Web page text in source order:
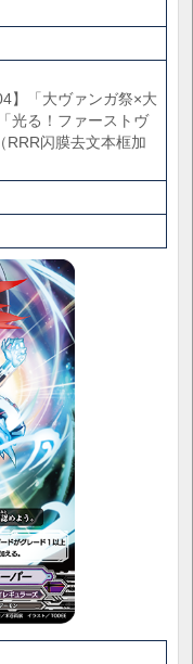
】「大ヴァンガ祭×大
光る！ファーストヴ
RRR闪膜去文本框加